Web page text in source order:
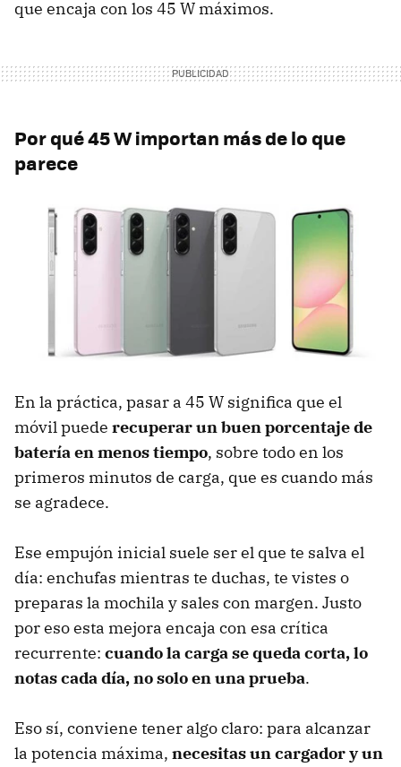
que encaja con los 45 W máximos.
Por qué 45 W importan más de lo que
parece
En la práctica, pasar a 45 W significa que el
móvil puede recuperar un buen porcentaje de
batería en menos tiempo, sobre todo en los
primeros minutos de carga, que es cuando más
se agradece.
Ese empujón inicial suele ser el que te salva el
día: enchufas mientras te duchas, te vistes o
preparas la mochila y sales con margen. Justo
por eso esta mejora encaja con esa crítica
recurrente: cuando la carga se queda corta, lo
notas cada día, no solo en una prueba.
Eso sí, conviene tener algo claro: para alcanzar
la potencia máxima, necesitas un cargador y un